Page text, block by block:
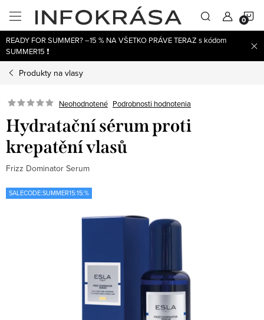
obsah
READY FOR SUMMER? –15 % NA VŠETKO PRÁVE TERAZ s kódom
SUMMER15 ❗
Produkty na vlasy
Neohodnotené Podrobnosti hodnotenia
Hydratační sérum proti
krepatění vlasů
Frizz Dominator Serum
SALECODE:SUMMER15:15:%